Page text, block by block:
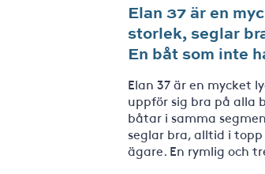
Elan 37 är en
storlek, seglar
En båt som inte
Elan 37 är en mycket
uppför sig bra på alla
båtar i samma
seglar bra, alltid i
ägare. En rymlig och